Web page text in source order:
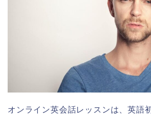
オンライン英会話レッスンは、英語